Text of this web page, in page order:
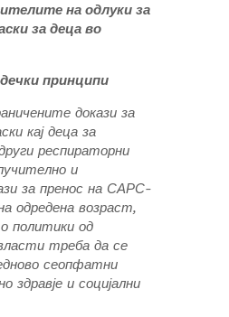
на одлуки за
за деца во
принципи
докази за
кај деца за
респираторни
и
за пренос на САРС-
одредена возраст,
политики од
треба да се
сеопфатни
здравје и социјални